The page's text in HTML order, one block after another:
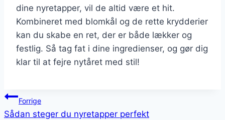
dine nyretapper, vil de altid være et hit.
Kombineret med blomkål og de rette krydderier
kan du skabe en ret, der er både lækker og
festlig. Så tag fat i dine ingredienser, og gør dig
klar til at fejre nytåret med stil!
Indlægsnavigation
Forrige
Sådan steger du nyretapper perfekt